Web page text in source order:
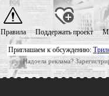
Приглашаем к обсуждению:
Надоела реклама?
Правила Поддержать проект